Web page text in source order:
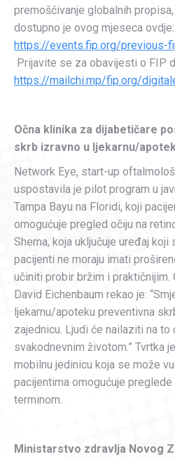
premošćivanje globalnih
dostupno je ovog mjeseca ovdje:
https://events.fip.org/previous-
Prijavite se za obavijesti o FIP
https://mailchi.mp/fip.org/
Očna klinika za dijabetičare
skrb izravno u ljekarnu/
Network Eye, start-up
uspostavila je pilot program u
Tampa Bayu na Floridi, koji
omogućuje pregled očiju na
Shema, koja uključuje uređaj koji
pacijenti ne moraju imati
učiniti probir bržim i praktičnijim.
David Eichenbaum rekao je:
ljekarnu/apoteku preventivna
zajednicu. Ljudi će nailaziti na
svakodnevnim životom.” Tvrtka
mobilnu jedinicu koja se može
pacijentima omogućuje
terminom.
Ministarstvo zdravlja Novog